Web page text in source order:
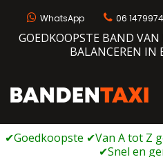
WhatsApp 06
GOEDKOOPSTE BAND
BALANCEREN IN